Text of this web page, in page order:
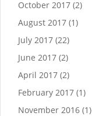
October 2017 (2)
August 2017 (1)
July 2017 (22)
June 2017 (2)
April 2017 (2)
February 2017 (1)
November 2016 (1)